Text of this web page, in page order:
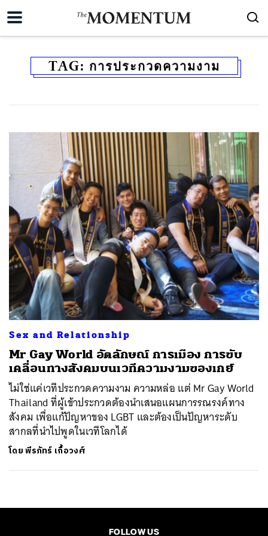
TAG: การประกวดความงาม
Sex and Relationship
Mr Gay World อัตลักษณ์ การเมือง การขับ
เคลื่อนทางสังคมบนเวทีความงามของเกย์
ไม่ใช่แค่เวทีประกวดความงาม ความหล่อ แต่ Mr Gay World
Thailand ที่ผู้เข้าประกวดต้องนำเสนอแผนการรณรงค์ทาง
สังคม เพื่อแก้ปัญหาของ LGBT และต้องเป็นปัญหาระดับ
สากลที่นำไปพูดในเวทีโลกได้
โดยพีรภัทร์ เกื้อวงศ์
FOLLOW US
ค้นหา
SHARE TWEET LINE EMAIL